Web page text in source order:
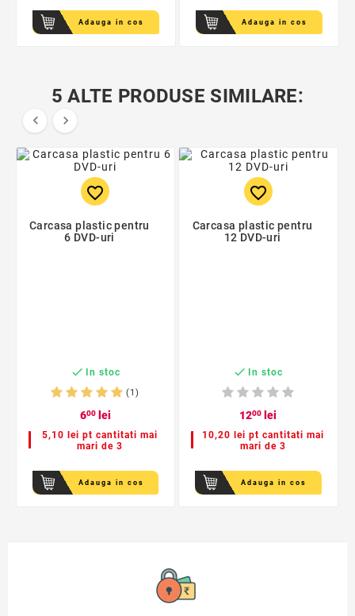
Adauga in cos Adauga in cos
5 ALTE PRODUSE SIMILARE:
 
favorite_border
Carcasa plastic pentru
6 DVD-uri
 In stoc
(1)
600lei
5,10 lei pt cantitati mai
mari de 3
Adauga in cos
favorite_border
Carcasa plastic pentru
12 DVD-uri
 In stoc
1200 lei
10,20 lei pt cantitati mai
mari de 3
Adauga in cos